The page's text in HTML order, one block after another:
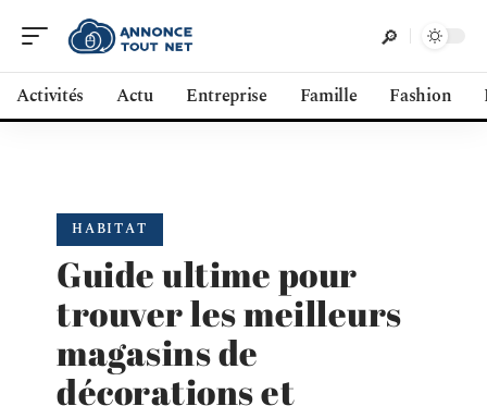
Activités Actu Entreprise Famille Fashion
HABITAT
Guide ultime pour
trouver les meilleurs
magasins de
décorations et